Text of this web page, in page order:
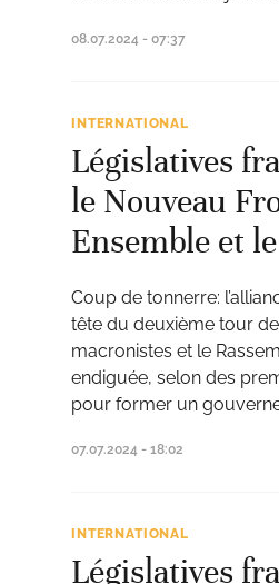
08.07.2024 - 07:37
INTERNATIONAL
Législatives
le Nouveau
Ensemble et
Coup de tonnerre:
tête du deuxième tour
macronistes et le
endiguée, selon des
pour former un
07.07.2024 - 18:02
INTERNATIONAL
Législatives